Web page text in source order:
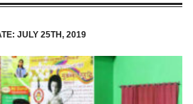
JULY 25TH, 2019